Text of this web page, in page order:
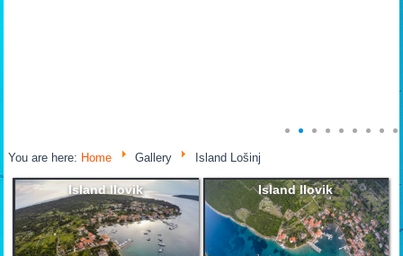
You are here: Home Gallery Island Lošinj
Island Ilovik Island Ilovik